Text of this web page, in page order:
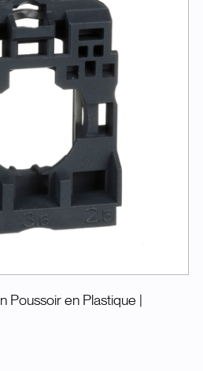
Poussoir en Plastique